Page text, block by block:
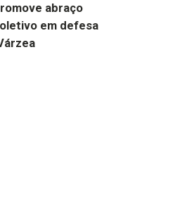
abraço
em defesa